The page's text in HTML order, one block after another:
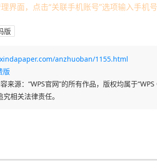
界面，点击“关联手机账号”选项输入手机号
版
anzhuoban/1155.html
版
来源：“WPS官网”的所有作品，版权均属于
相关法律责任。